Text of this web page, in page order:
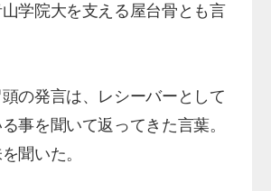
学院大を支える屋台骨とも言
の発言は、レシーバーとして
事を聞いて返ってきた言葉。
聞いた。